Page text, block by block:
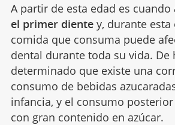
A partir de esta edad es cuando
el primer dientey, durante esta
comida que consuma puede
dental durante toda su vida. De
determinado que existe una
consumo de bebidas
infancia, y el consumo
con gran contenido en azúcar.